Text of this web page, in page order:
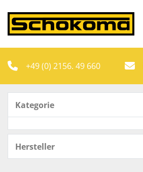
+49 (0) 2156. 49 660
Kategorie
Hersteller